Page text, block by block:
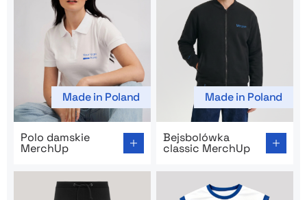
Made in Poland
Polo damskie
MerchUp
Made in Poland
Bejsbolówka
classic MerchUp